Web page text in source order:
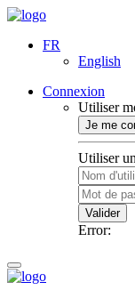
FR
English
Connexion
Utiliser
Je me
Utiliser
Valider
Error: